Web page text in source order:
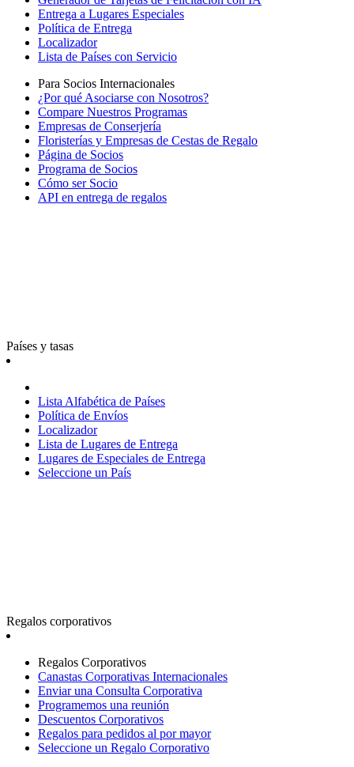
Entrega a Lugares Especiales
Política de Entrega
Localizador
Lista de Países con Servicio
Para Socios Internacionales
¿Por qué Asociarse con Nosotros?
Compare Nuestros Programas
Empresas de Conserjería
Floristerías y Empresas de Cestas de Regalo
Página de Socios
Programa de Socios
Cómo ser Socio
API en entrega de regalos
Países y tasas
Lista Alfabética de Países
Política de Envíos
Localizador
Lista de Lugares de Entrega
Lugares de Especiales de Entrega
Seleccione un País
Regalos corporativos
Regalos Corporativos
Canastas Corporativas Internacionales
Enviar una Consulta Corporativa
Programemos una reunión
Descuentos Corporativos
Regalos para pedidos al por mayor
Seleccione un Regalo Corporativo